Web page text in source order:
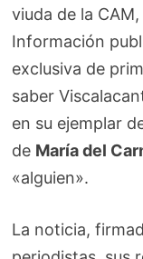
viuda de la
Información
exclusiva de
saber
en su ejemplar
de María del
«alguien».
La noticia,